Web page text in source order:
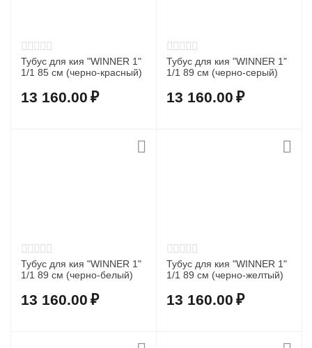
Тубус для кия "WINNER 1"
1/1 85 см (черно-красный)
13 160.00 ₽
Тубус для кия "WINNER 1"
1/1 89 см (черно-серый)
13 160.00 ₽
Тубус для кия "WINNER 1"
1/1 89 см (черно-белый)
13 160.00 ₽
Тубус для кия "WINNER 1"
1/1 89 см (черно-желтый)
13 160.00 ₽